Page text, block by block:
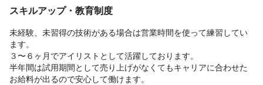
８日休み８時間労働ですが暇な時間SNSを書いてくれたり
後輩の指導を積極的に動いてくれています
経験者 都内で勤務していた
まつパー経験なし ３ヶ月で習得
入客数 ８０〜１２０
スキルアップ・教育制度
未経験、未習得の技術がある場合は営業時間を使って練習してい
ます。
３〜６ヶ月でアイリストとして活躍しております。
半年間は試用期間として売り上げがなくてもキャリアに合わせた
お給料が出るので安心して働けます。